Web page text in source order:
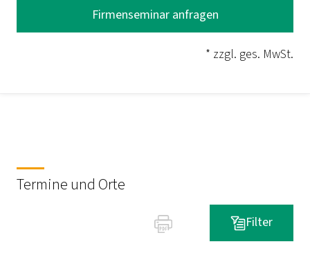
Firmenseminar anfragen
* zzgl. ges. MwSt.
Termine und Orte
Filter